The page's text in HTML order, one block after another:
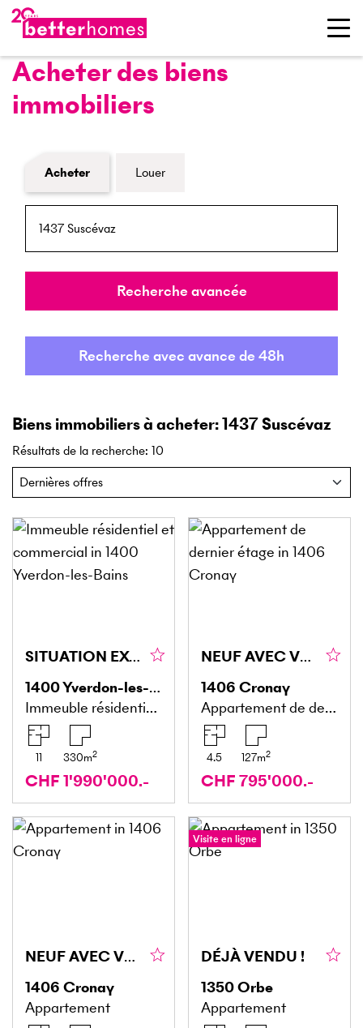
Acheter des biens
immobiliers
Formulaire de recherche de biens
Acheter Louer
NPA / Lieu
Rayon
Recherche avancée
Recherche avec avance de 48h
Biens immobiliers à acheter: 1437 Suscévaz
Résultats de la recherche: 10
SITUATION EXCEPTIONNELLE ET RENDEMENT STABLE
1400Yverdon-les-Bains
Immeuble résidentiel et commercial
11 330m2
CHF 1'990'000.-
NEUF AVEC VUE IMPRENABLE
1406 Cronay
Appartement de dernier étage
4.5 127m2
CHF 795'000.-
NEUF AVEC VUE IMPRENABLE
1406 Cronay
Appartement
Visite en ligne
DÉJÀ VENDU !
1350Orbe
Appartement